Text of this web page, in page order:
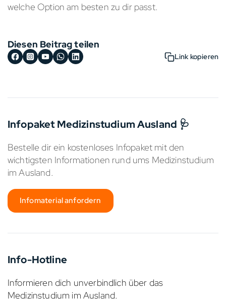
welche Option am besten zu dir passt.
Diesen Beitrag teilen
Link kopieren
Infopaket Medizinstudium Ausland 🩺
Bestelle dir ein kostenloses Infopaket mit den
wichtigsten Informationen rund ums Medizinstudium
im Ausland.
Infomaterial anfordern
Info-Hotline
Informieren dich unverbindlich über das
Medizinstudium im Ausland.